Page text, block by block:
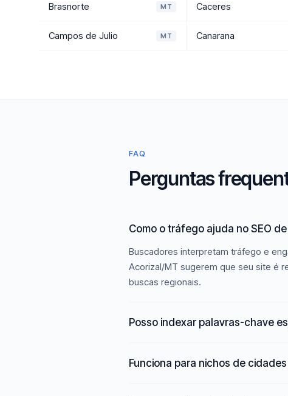
Brasnorte MT Caceres
Campos de Julio MT Canarana
FAQ
Perguntas
Como o tráfego ajuda no SEO
Buscadores interpretam tráfego e
Acorizal/MT sugerem que seu site é
buscas regionais.
Posso indexar palavras-chave
Funciona para nichos de